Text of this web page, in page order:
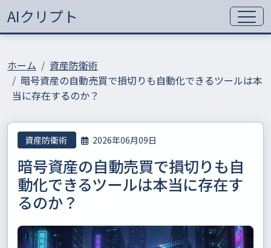
AIクリプト
ホーム
資産防衛術
暗号資産の自動売買で損切りも自動化できるツールは本
当に存在するのか？
資産防衛術 2026年06月09日
暗号資産の自動売買で損切りも自
動化できるツールは本当に存在す
るのか？